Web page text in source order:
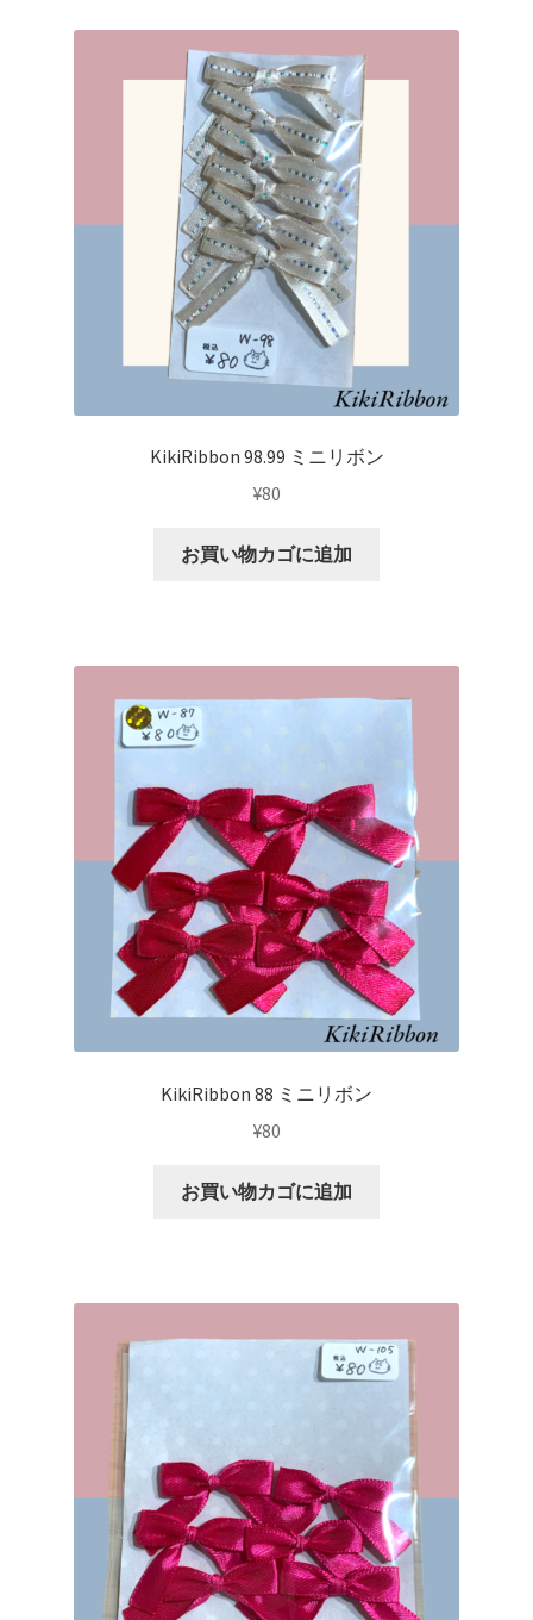
KikiRibbon 98.99 ミニリボン
¥80
お買い物カゴに追加
KikiRibbon 88 ミニリボン
¥80
お買い物カゴに追加